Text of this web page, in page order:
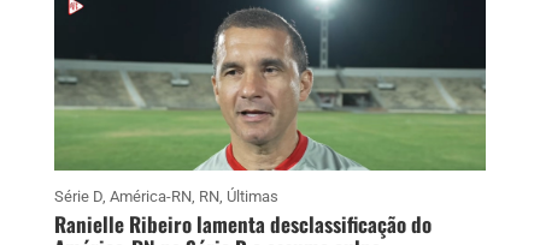
Série D, América-RN, RN, Últimas
Ranielle Ribeiro lamenta desclassificação do